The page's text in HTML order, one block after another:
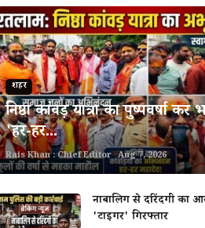
शहर
निष्ठा कांवड़ यात्रा का पुष्पवर्षा
'हर-हर...
Rais Khan : Chief Editor Aug 7, 2026
नाबालिग से दरिंदगी का
'टाइगर' गिरफ्तार